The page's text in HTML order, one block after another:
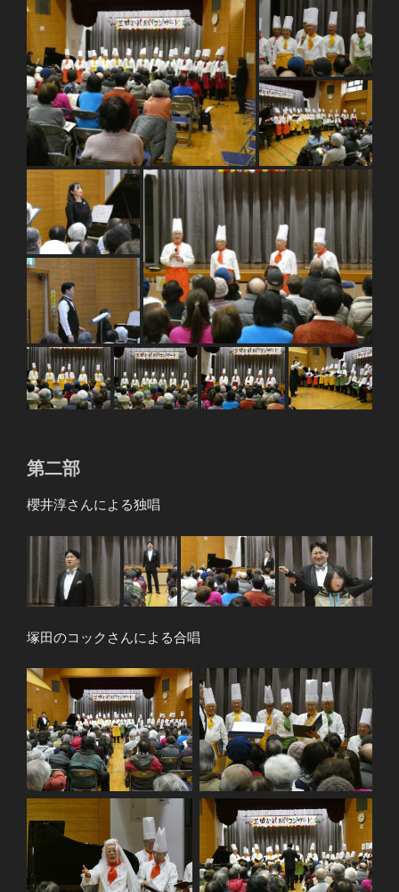
第二部
櫻井淳さんによる独唱
塚田のコックさんによる合唱